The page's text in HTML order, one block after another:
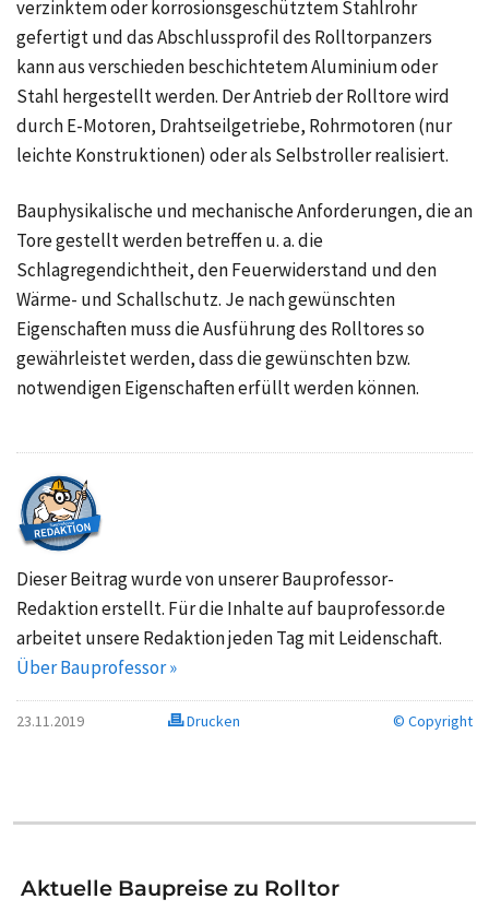
verzinktem oder korrosionsgeschütztem Stahlrohr
gefertigt und das Abschlussprofil des Rolltorpanzers
kann aus verschieden beschichtetem Aluminium oder
Stahl hergestellt werden. Der Antrieb der Rolltore wird
durch E-Motoren, Drahtseilgetriebe, Rohrmotoren (nur
leichte Konstruktionen) oder als Selbstroller realisiert.
Bauphysikalische und mechanische Anforderungen, die an
Tore gestellt werden betreffen u. a. die
Schlagregendichtheit, den Feuerwiderstand und den
Wärme- und Schallschutz. Je nach gewünschten
Eigenschaften muss die Ausführung des Rolltores so
gewährleistet werden, dass die gewünschten bzw.
notwendigen Eigenschaften erfüllt werden können.
Dieser Beitrag wurde von unserer Bauprofessor-
Redaktion erstellt. Für die Inhalte auf bauprofessor.de
arbeitet unsere Redaktion jeden Tag mit Leidenschaft.
Über Bauprofessor »
23.11.2019 Drucken © Copyright
Aktuelle Baupreise zu Rolltor